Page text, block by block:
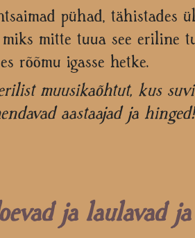
pühad, tähistades
mitte tuua see eriline
rõõmu igasse hetke.​
muusikaõhtut, kus
aastaajad ja hinged!
ja laulavad